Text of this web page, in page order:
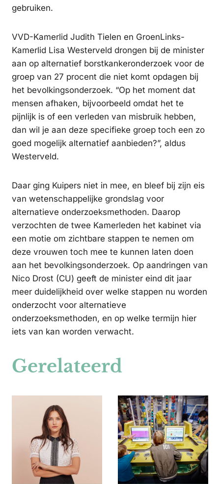
gebruiken.
VVD-Kamerlid Judith Tielen en GroenLinks-
Kamerlid Lisa Westerveld drongen bij de minister
aan op alternatief borstkankeronderzoek voor de
groep van 27 procent die niet komt opdagen bij
het bevolkingsonderzoek. “Op het moment dat
mensen afhaken, bijvoorbeeld omdat het te
pijnlijk is of een verleden van misbruik hebben,
dan wil je aan deze specifieke groep toch een zo
goed mogelijk alternatief aanbieden?”, aldus
Westerveld.
Daar ging Kuipers niet in mee, en bleef bij zijn eis
van wetenschappelijke grondslag voor
alternatieve onderzoeksmethoden. Daarop
verzochten de twee Kamerleden het kabinet via
een motie om zichtbare stappen te nemen om
deze vrouwen toch mee te kunnen laten doen
aan het bevolkingsonderzoek. Op aandringen van
Nico Drost (CU) geeft de minister eind dit jaar
meer duidelijkheid over welke stappen nu worden
onderzocht voor alternatieve
onderzoeksmethoden, en op welke termijn hier
iets van kan worden verwacht.
Gerelateerd